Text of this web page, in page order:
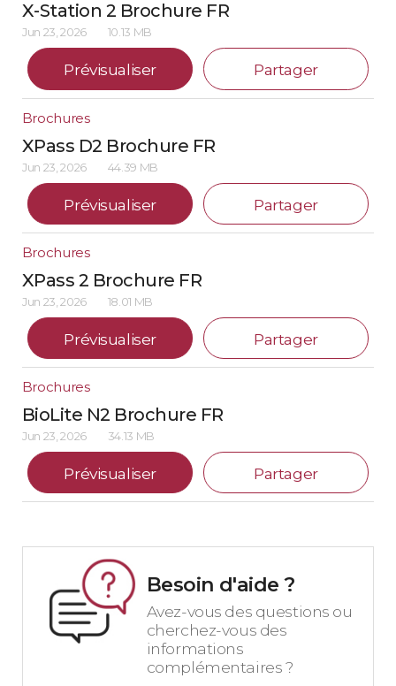
X-Station 2 Brochure FR
Jun 23, 2026 10.13 MB
Prévisualiser Partager
Brochures
XPass D2 Brochure FR
Jun 23, 2026 44.39 MB
Prévisualiser Partager
Brochures
XPass 2 Brochure FR
Jun 23, 2026 18.01 MB
Prévisualiser Partager
Brochures
BioLite N2 Brochure FR
Jun 23, 2026 34.13 MB
Prévisualiser Partager
Besoin d'aide ?
Avez-vous des questions ou
cherchez-vous des
informations
complémentaires ?